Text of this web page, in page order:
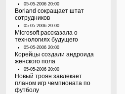
05-05-2006 20:00
Borland сокращает штат
сотрудников
05-05-2006 20:00
Microsoft рассказала о
технологиях будущего
05-05-2006 20:00
Корейцы создали андроида
женского пола
05-05-2006 20:00
Новый троян завлекает
планом игр чемпионата по
футболу